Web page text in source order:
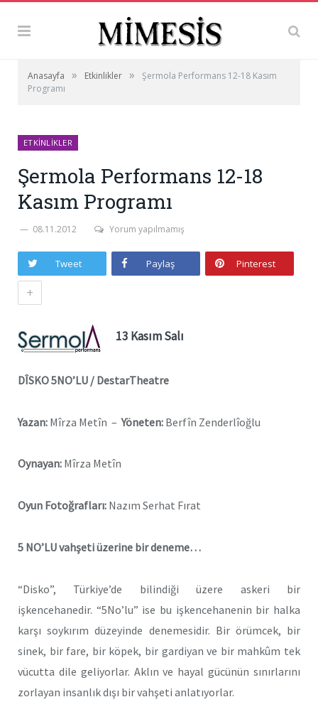
Anasayfa » Etkinlikler »
Şermola Performans 12-18 Kasım
Programı
ETKINLIKLER
Şermola Performans 12-18
Kasım Programı
08.11.2012 Yorum yapılmamış
Tweet Paylaş Pinterest
+
13 Kasım Salı
DÎSKO 5NO’LU / DestarTheatre
Yazan: Mîrza Metîn –Yöneten: Berfîn Zenderlîoğlu
Oynayan: Mîrza Metîn
Oyun Fotoğrafları: Nazım Serhat Fırat
5 NO’LU vahşeti üzerine bir deneme…
“Disko”, Türkiye’de bilindiği üzere askeri bir
işkencehanedir. “5No’lu” ise bu işkencehanenin bir halka
karşı soykırım düzeyinde denemesidir. Bir örümcek, bir
sinek, bir fare, bir köpek, bir gardiyan ve bir mahkûm tek
vücutta dile geliyorlar. Aklın ve hayal gücünün sınırlarını
zorlayan insanlık dışı bir vahşeti anlatıyorlar.